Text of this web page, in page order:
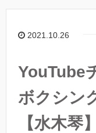
2021.10.26
YouTube
ボクシン
【水木